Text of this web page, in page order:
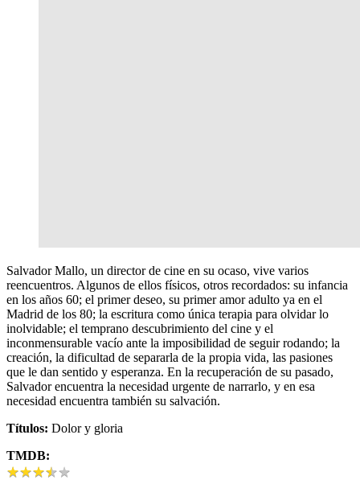
Salvador Mallo, un director de cine en su ocaso, vive varios
reencuentros. Algunos de ellos físicos, otros recordados: su infancia
en los años 60; el primer deseo, su primer amor adulto ya en el
Madrid de los 80; la escritura como única terapia para olvidar lo
inolvidable; el temprano descubrimiento del cine y el
inconmensurable vacío ante la imposibilidad de seguir rodando; la
creación, la dificultad de separarla de la propia vida, las pasiones
que le dan sentido y esperanza. En la recuperación de su pasado,
Salvador encuentra la necesidad urgente de narrarlo, y en esa
necesidad encuentra también su salvación.
Títulos: Dolor y gloria
TMDB:
★★★★★
★★★★★